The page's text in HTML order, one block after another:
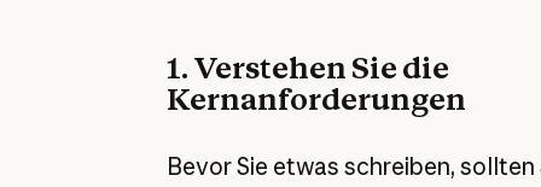
1. Verstehen Sie die
Kernanforderungen
Bevor Sie etwas schreiben, sollten